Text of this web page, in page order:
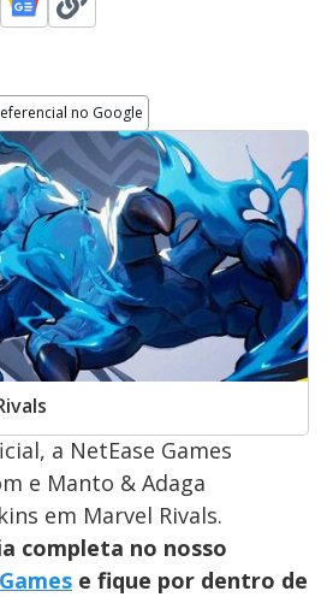
no Google
a NetEase Games
e Manto & Adaga
em Marvel Rivals.
completa no nosso
e fique por dentro de